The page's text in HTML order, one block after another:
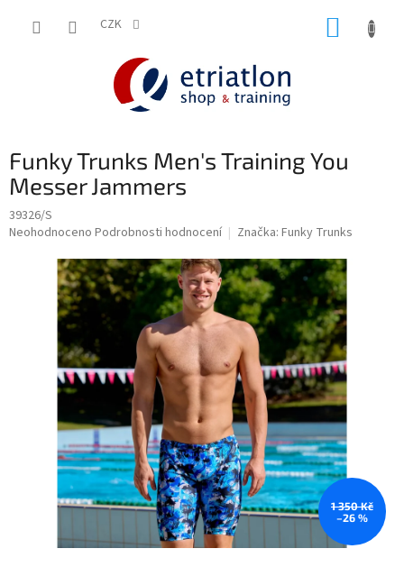
CZK
Funky Trunks Men's Training You
Messer Jammers
39326/S
Průměrné
produktu
hvězdiček.
Neohodnoceno Podrobnosti hodnocení Značka: Funky Trunks
1 350 Kč
–26 %
shop.etriatlon.cz - Chat